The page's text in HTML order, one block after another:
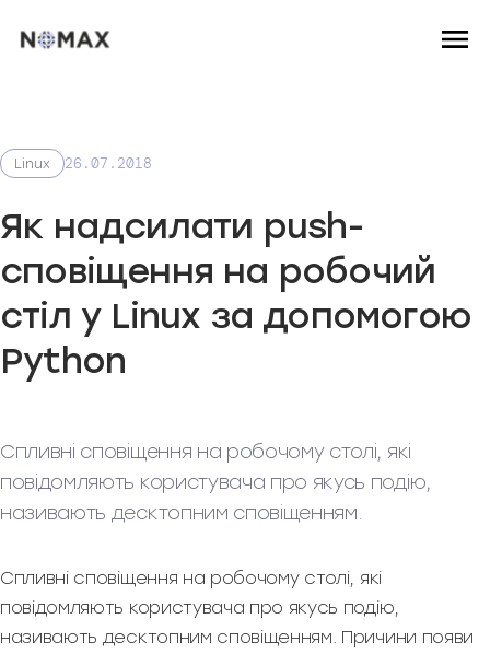
Linux 26.07.2018
Як надсилати push-
сповіщення на робочий
стіл у Linux за допомогою
Python
Спливні сповіщення на робочому столі, які
повідомляють користувача про якусь подію,
називають десктопним сповіщенням.
Спливні сповіщення на робочому столі, які
повідомляють користувача про якусь подію,
називають десктопним сповіщенням. Причини появи